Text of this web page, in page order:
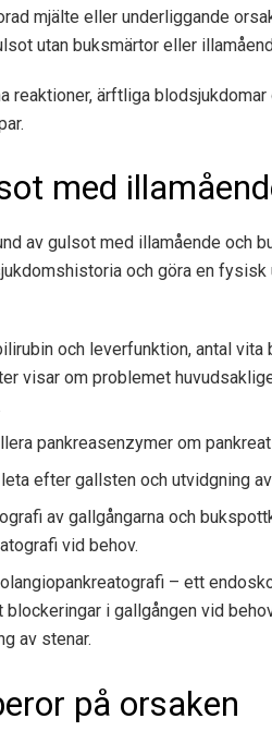
mjälte eller underliggande
utan buksmärtor eller
reaktioner, ärftliga
med
av gulsot med illamående och
och göra en
och leverfunktion, antal
visar om problemet
pankreasenzymer om
efter gallsten och utvidgning
av gallgångarna och
vid behov.
– ett
i gallgången vid
av stenar.
på orsaken